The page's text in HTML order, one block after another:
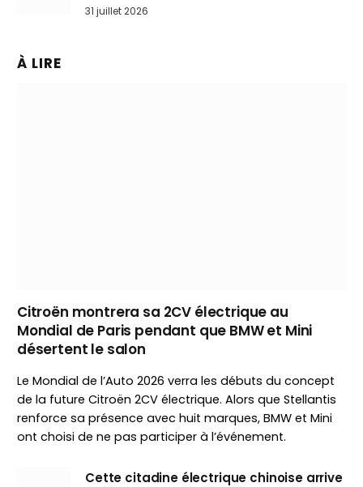
31 juillet 2026
À LIRE
Citroën montrera sa 2CV électrique au
Mondial de Paris pendant que BMW et Mini
désertent le salon
Le Mondial de l’Auto 2026 verra les débuts du concept
de la future Citroën 2CV électrique. Alors que Stellantis
renforce sa présence avec huit marques, BMW et Mini
ont choisi de ne pas participer à l’événement.
Cette citadine électrique chinoise arrive